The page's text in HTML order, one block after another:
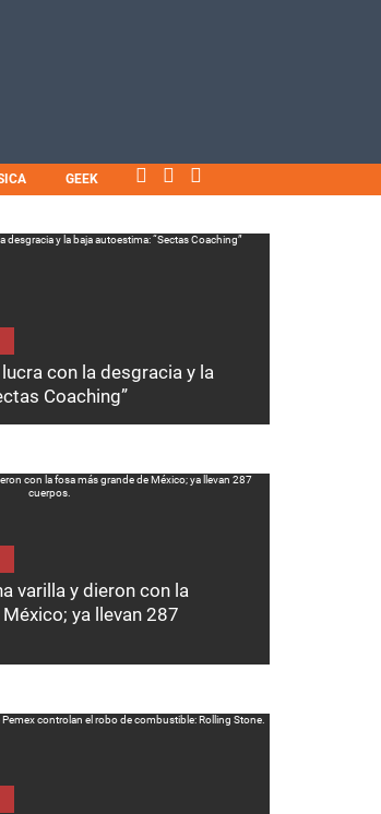
GEEK
con la desgracia y la
Coaching”
varilla y dieron con la
ya llevan 287